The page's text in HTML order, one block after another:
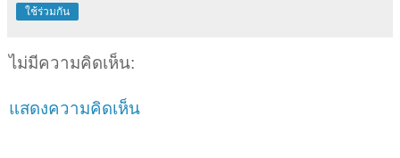
ใช้ร่วมกัน
ไม่มีความคิดเห็น:
แสดงความคิดเห็น